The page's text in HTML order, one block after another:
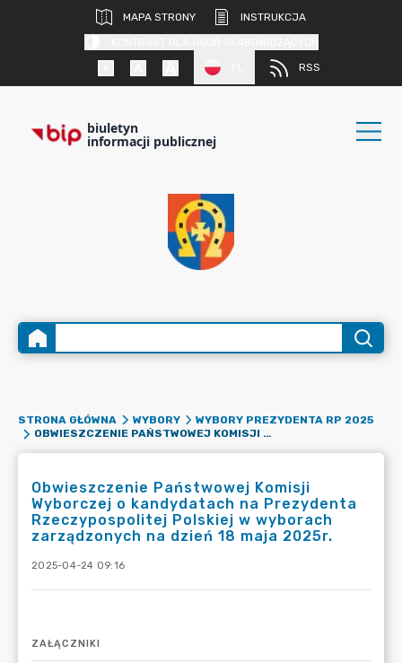
MAPA STRONY
INSTRUKCJA
RSS
biuletyn
informacji publicznej
STRONA GŁÓWNA WYBORY
WYBORY PREZYDENTA RP 2025
OBWIESZCZENIE PAŃSTWOWEJ KOMISJI WYBORCZEJ O KANDYDATACH NA PREZYDENTA RZECZYPOSPOLITEJ POLSKIEJ W WYBORACH ZARZĄDZONYCH NA DZIEŃ 18 MAJA 2025R.
Obwieszczenie Państwowej Komisji
Wyborczej o kandydatach na Prezydenta
Rzeczypospolitej Polskiej w wyborach
zarządzonych na dzień 18 maja 2025r.
2025-04-24 09:16
ZAŁĄCZNIKI